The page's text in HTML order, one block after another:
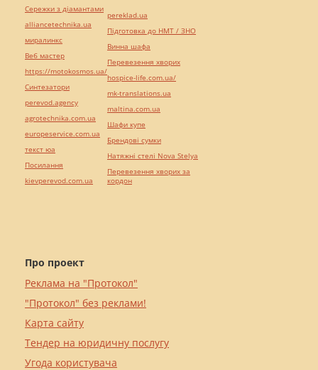
Про проект
Реклама на "Протокол"
"Протокол" без реклами!
Карта сайту
Тендер на юридичну послугу
Угода користувача
Сережки з діамантами
alliancetechnika.ua
миралинкс
Веб мастер
https://motokosmos.ua/
Синтезатори
perevod.agency
agrotechnika.com.ua
europeservice.com.ua
текст юа
Посилання
kievperevod.com.ua
pereklad.ua
Підготовка до НМТ / ЗНО
Винна шафа
Перевезення хворих
hospice-life.com.ua/
mk-translations.ua
maltina.com.ua
Шафи купе
Брендові сумки
Натяжні стелі Nova Stelya
Перевезення хворих за
кордон